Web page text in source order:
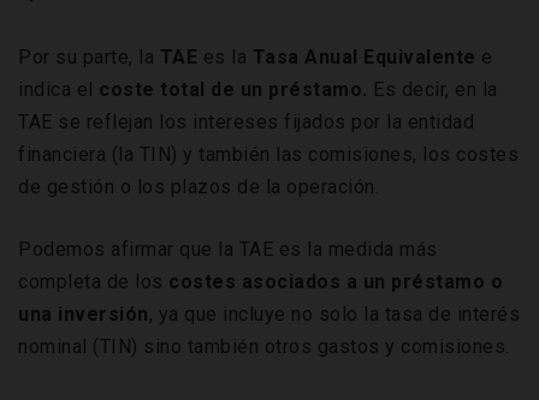
Por su parte, la TAE es la Tasa Anual Equivalente e
indica el coste total de un préstamo. Es decir, en la
TAE se reflejan los intereses fijados por la entidad
financiera (la TIN) y también las comisiones, los costes
de gestión o los plazos de la operación.
Podemos afirmar que la TAE es la medida más
completa de los costes asociados a un préstamo o
una inversión, ya que incluye no solo la tasa de interés
nominal (TIN) sino también otros gastos y comisiones.